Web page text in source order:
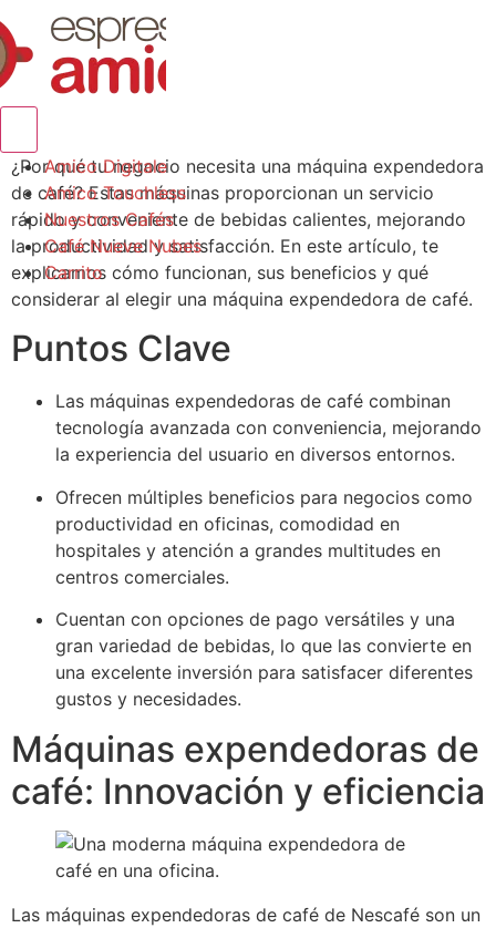
Amico Digitale
Amico Touchless
Nuestros Cafés
Café Nueve Nubes
Carrito
¿Por qué tu negocio necesita una máquina expendedora
de café? Estas máquinas proporcionan un servicio
rápido y conveniente de bebidas calientes, mejorando
la productividad y satisfacción. En este artículo, te
explicamos cómo funcionan, sus beneficios y qué
considerar al elegir una máquina expendedora de café.
Puntos Clave
Las máquinas expendedoras de café combinan
tecnología avanzada con conveniencia, mejorando
la experiencia del usuario en diversos entornos.
Ofrecen múltiples beneficios para negocios como
productividad en oficinas, comodidad en
hospitales y atención a grandes multitudes en
centros comerciales.
Cuentan con opciones de pago versátiles y una
gran variedad de bebidas, lo que las convierte en
una excelente inversión para satisfacer diferentes
gustos y necesidades.
Máquinas expendedoras de
café: Innovación y eficiencia
Las máquinas expendedoras de café de Nescafé son un